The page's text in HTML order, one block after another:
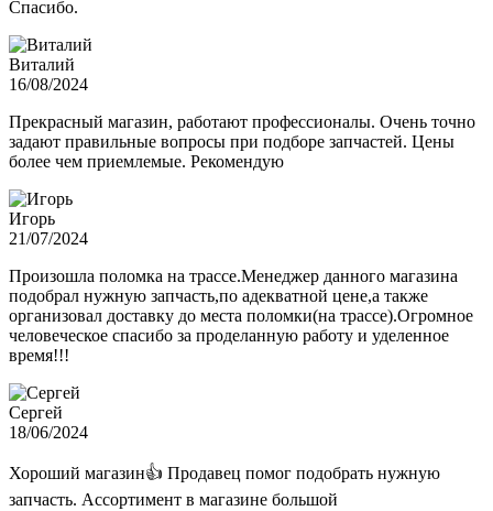
Спасибо.
Виталий
16/08/2024
Прекрасный магазин, работают профессионалы. Очень точно
задают правильные вопросы при подборе запчастей. Цены
более чем приемлемые. Рекомендую
Игорь
21/07/2024
Произошла поломка на трассе.Менеджер данного магазина
подобрал нужную запчасть,по адекватной цене,а также
организовал доставку до места поломки(на трассе).Огромное
человеческое спасибо за проделанную работу и уделенное
время!!!
Сергей
18/06/2024
Хороший магазин👍 Продавец помог подобрать нужную
запчасть. Ассортимент в магазине большой